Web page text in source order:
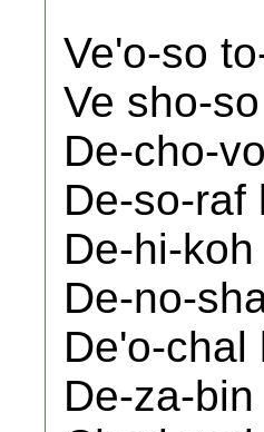
Ve'o-so
Ve sho-
De-cho-
De-so-raf
De-hi-
De-no-
De'o-chal
De-za-